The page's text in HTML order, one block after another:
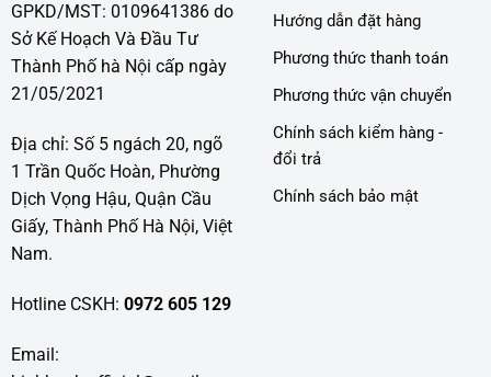
GPKD/MST: 0109641386 do
Sở Kế Hoạch Và Đầu Tư
Thành Phố hà Nội cấp ngày
21/05/2021
Địa chỉ: Số 5 ngách 20, ngõ
1 Trần Quốc Hoàn, Phường
Dịch Vọng Hậu, Quận Cầu
Giấy, Thành Phố Hà Nội, Việt
Nam.
Hotline CSKH: 0972 605 129
Email:
Hướng dẫn đặt hàng
Phương thức thanh toán
Phương thức vận chuyển
Chính sách kiểm hàng -
đổi trả
Chính sách bảo mật